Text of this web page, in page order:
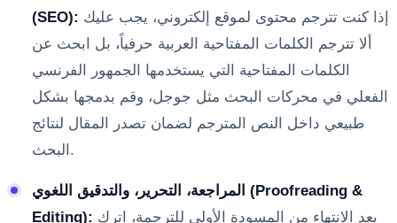
(SEO):
ألا تترجم الكلمات المفتاحية العربية حرفياً، بل ابحث عن
الكلمات المفتاحية التي يستخدمها الجمهور الفرنسي
الفعلي في محركات البحث مثل جوجل، وقم بدمجها بشكل
طبيعي داخل النص المترجم لضمان تصدر المقال لنتائج
البحث.
المراجعة، التحرير، والتدقيق اللغوي (Proofreading &
Editing):